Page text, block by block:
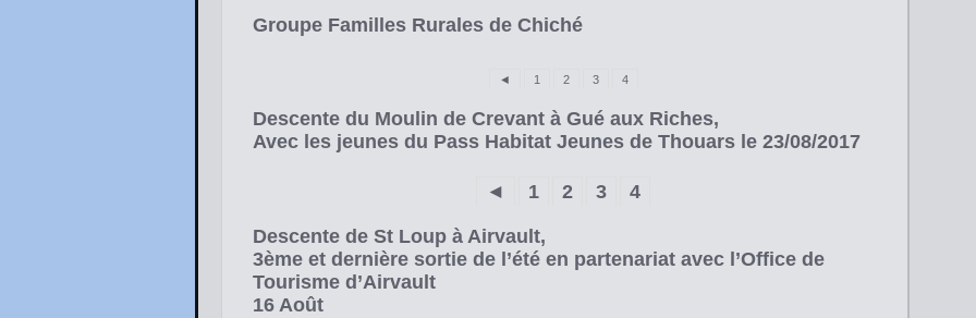
Groupe Familles Rurales de Chiché
◄ 1 2 3 4
Descente du Moulin de Crevant à Gué aux Riches,
Avec les jeunes du Pass Habitat Jeunes de Thouars le 23/08/2017
◄ 1 2 3 4
Descente de St Loup à Airvault,
3ème et dernière sortie de l’été en partenariat avec l’Office de
Tourisme d’Airvault
16 Août